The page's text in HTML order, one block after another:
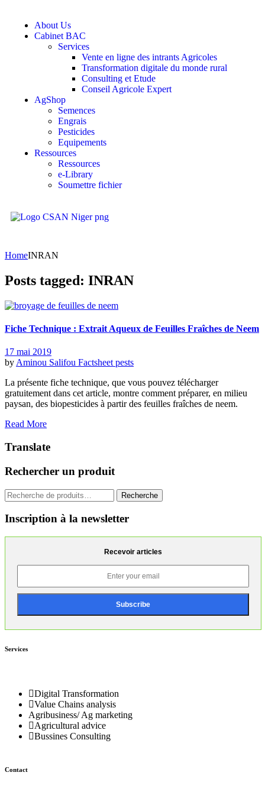
About Us
Cabinet BAC
Services
Vente en ligne des intrants Agricoles
Transformation digitale du monde rural
Consulting et Etude
Conseil Agricole Expert
AgShop
Semences
Engrais
Pesticides
Equipements
Ressources
Ressources
e-Library
Soumettre fichier
HomeINRAN
Posts tagged: INRAN
Fiche Technique : Extrait Aqueux de Feuilles Fraîches de Neem
17 mai 2019
by Aminou Salifou Factsheet pests
La présente fiche technique, que vous pouvez télécharger
gratuitement dans cet article, montre comment préparer, en milieu
paysan, des biopesticides à partir des feuilles fraîches de neem.
Read More
Translate
Rechercher un produit
Recherche
Inscription à la newsletter
Recevoir articles
Services
Digital Transformation
Value Chains analysis
Agribusiness/ Ag marketing
Agricultural advice
Bussines Consulting
Contact